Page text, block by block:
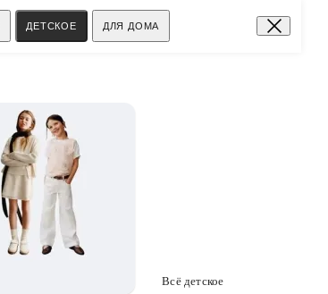
ДЕТСКОЕ ДЛЯ ДОМА
Всё детское